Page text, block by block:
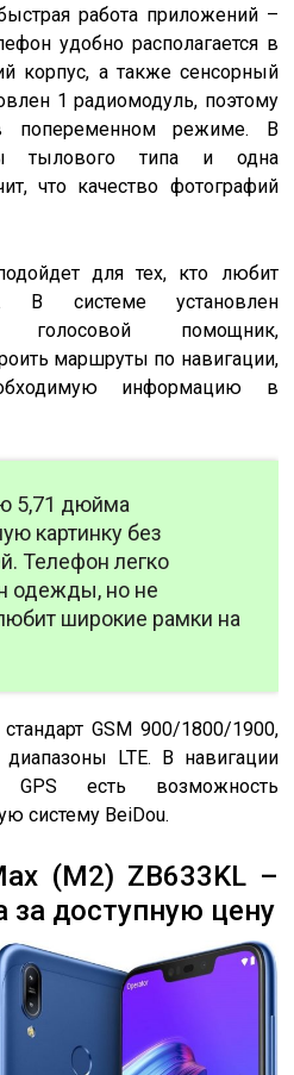
работа приложений –
удобно располагается в
корпус, а также сенсорный
1 радиомодуль, поэтому
попеременном режиме. В
тылового типа и одна
что качество фотографий
для тех, кто любит
В системе установлен
голосовой помощник,
маршруты по навигации,
информацию в
5,71 дюйма
картинку без
Телефон легко
одежды, но не
широкие рамки на
GSM 900/1800/1900,
LTE. В навигации
есть возможность
систему BeiDou.
(M2) ZB633KL –
за доступную цену